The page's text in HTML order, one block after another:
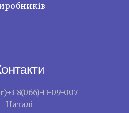
8(066)-11-09-007
Наталі